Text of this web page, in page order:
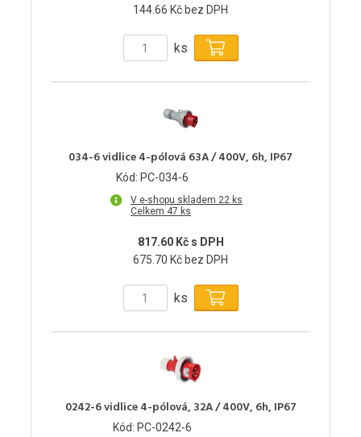
144.66 Kč bez DPH
ks
034-6 vidlice 4-pólová 63A / 400V, 6h, IP67
Kód: PC-034-6
V e-shopu skladem 22 ks
Celkem 47 ks
817.60 Kč s DPH
675.70 Kč bez DPH
ks
0242-6 vidlice 4-pólová, 32A / 400V, 6h, IP67
Kód: PC-0242-6